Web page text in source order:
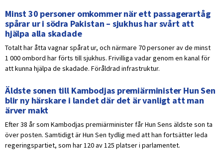
Minst 30 personer omkommer när ett passagerartåg
spårar ur i södra Pakistan – sjukhus har svårt att
hjälpa alla skadade
Totalt har åtta vagnar spårat ur, och närmare 70 personer av de minst
1 000 ombord har förts till sjukhus. Frivilliga vadar genom en kanal för
att kunna hjälpa de skadade. Föråldrad infrastruktur.
Äldste sonen till Kambodjas premiärminister Hun Sen
blir ny härskare i landet där det är vanligt att man
ärver makt
Efter 38 år som Kambodjas premiärminister får Hun Sens äldste son ta
över posten. Samtidigt är Hun Sen tydlig med att han fortsätter leda
regeringspartiet, som har 120 av 125 platser i parlamentet.